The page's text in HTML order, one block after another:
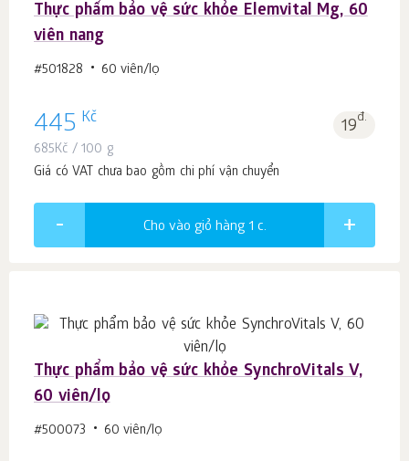
Thực phẩm bảo vệ sức khỏe Elemvital Mg, 60
viên nang
#501828 60 viên/lọ
445 Kč 19đ.
685Kč / 100 g
Giá có VAT chưa bao gồm chi phí vận chuyển
Cho vào giỏ hàng 1 c.
Thực phẩm bảo vệ sức khỏe SynchroVitals V,
60 viên/lọ
#500073 60 viên/lọ